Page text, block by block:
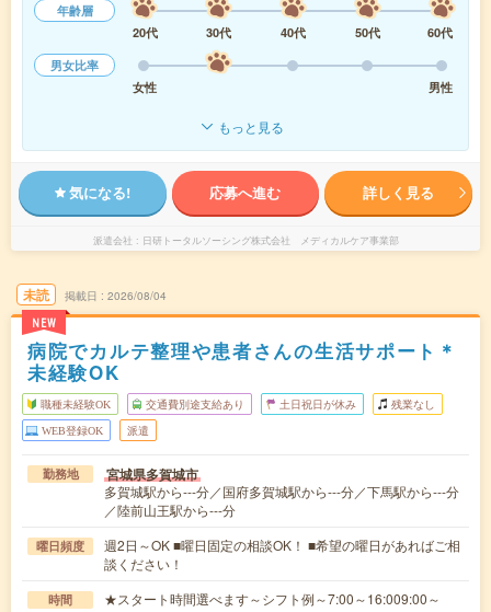
年齢層
20代
30代 40代 50代
60代
男女比率
女性
男性
もっと見る
気になる! 応募へ進む 詳しく見る
派遣会社 日研トータルソーシング株式会社 メディカルケア事業部
未読
NEW
掲載日 2026/08/04
病院でカルテ整理や患者さんの生活サポート＊
未経験OK
職種未経験OK 交通費別途支給あり 土日祝日が休み 残業なし
WEB登録OK 派遣
勤務地 宮城県多賀城市
多賀城駅から---分／国府多賀城駅から---分／下馬駅から---分
／陸前山王駅から---分
曜日頻度
週2日～OK ■曜日固定の相談OK！ ■希望の曜日があればご相
談ください！
時間
★スタート時間選べます～シフト例～7:00～16:009:00～